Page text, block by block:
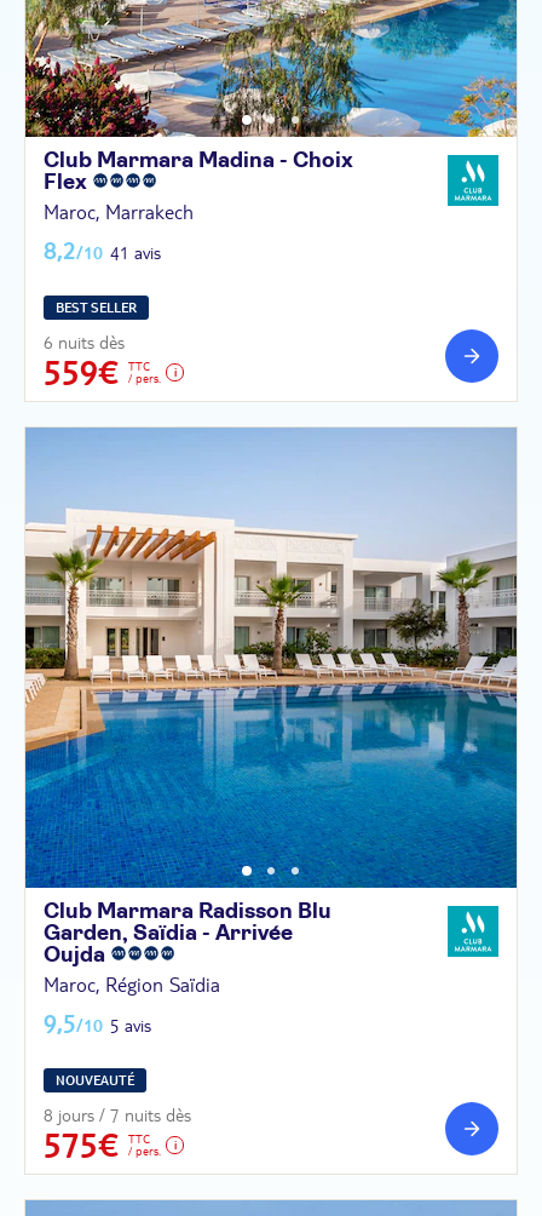
Club Marmara Madina - Choix
Flex
Maroc, Marrakech
8,2/10 41 avis
BEST SELLER
6 nuits dès
559€
TTC
/ pers.
Club Marmara Radisson Blu
Garden, Saïdia - Arrivée
Oujda
Maroc, Région Saïdia
9,5/10 5 avis
NOUVEAUTÉ
8 jours / 7 nuits dès
575€
TTC
/ pers.